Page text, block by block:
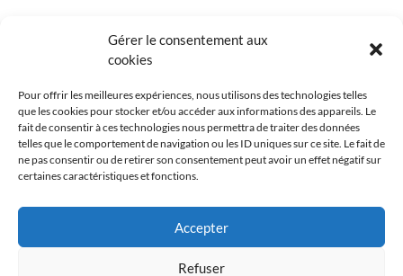
Gérer le consentement aux
cookies
Pour offrir les meilleures expériences, nous utilisons des technologies telles
que les cookies pour stocker et/ou accéder aux informations des appareils. Le
fait de consentir à ces technologies nous permettra de traiter des données
telles que le comportement de navigation ou les ID uniques sur ce site. Le fait de
ne pas consentir ou de retirer son consentement peut avoir un effet négatif sur
certaines caractéristiques et fonctions.
Accepter
Refuser